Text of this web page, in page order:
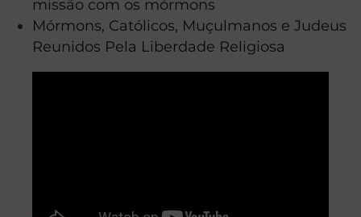
missão com os mórmons
Mórmons, Católicos, Muçulmanos e Judeus
Reunidos Pela Liberdade Religiosa